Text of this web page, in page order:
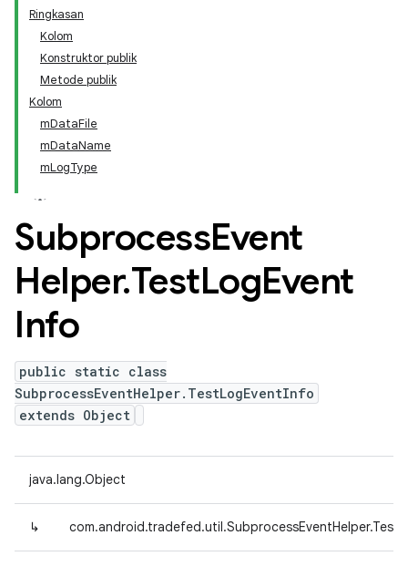
Ringkasan
Kolom
Konstruktor publik
Metode publik
Kolom
mDataFile
mDataName
mLogType
SubprocessEvent
Helper.TestLogEvent
Info
public static class
SubprocessEventHelper.TestLogEventInfo
extends Object
java.lang.Object
↳